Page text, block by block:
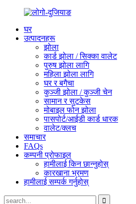
घर
उत्पादनहरू
झोला
कार्ड झोला / सिक्का वालेट
पुरुष झोला लागि
महिला झोला लागि
घर र बगैचा
कुञ्जी झोला / कुञ्जी चेन
सामान र सुटकेस
मोबाइल फोन झोला
पासपोर्ट/आईडी कार्ड धारक
वालेट/क्लच
समाचार
FAQs
कम्पनी प्रोफाइल
हामीलाई किन छान्नुहोस्
कारखाना भ्रमण
हामीलाई सम्पर्क गर्नुहोस्